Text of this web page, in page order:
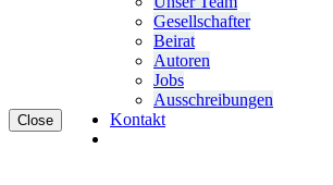
Close
Gesell­schafter
Beirat
Autoren
Jobs
Ausschrei­bungen
Kontakt